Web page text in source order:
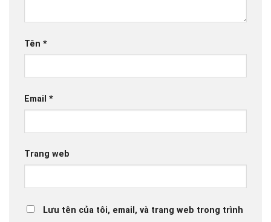
Tên *
Email *
Trang web
Lưu tên của tôi, email, và trang web trong trình